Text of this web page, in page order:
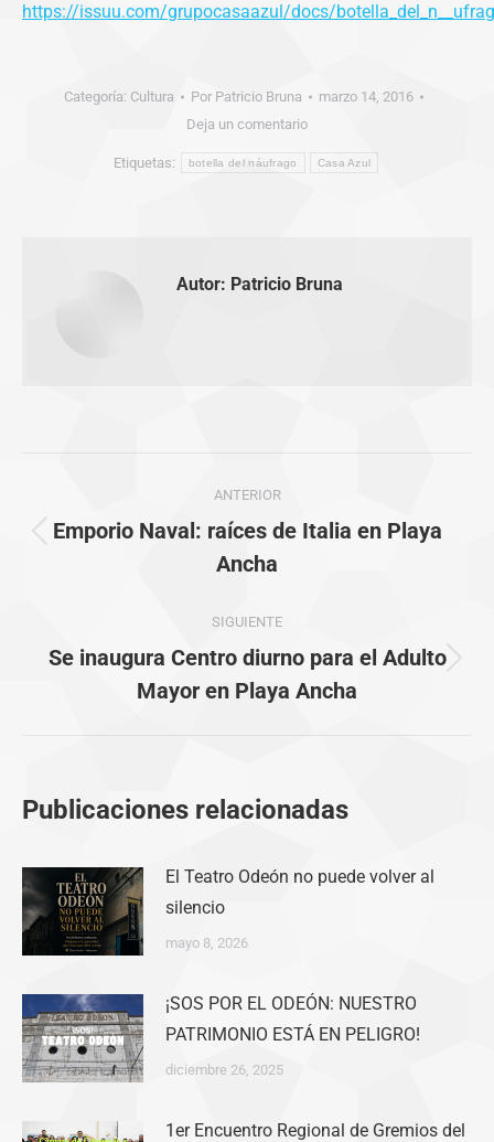
https://issuu.com/grupocasaazul/docs/
Categoría: Cultura Por Patricio Bruna
marzo 14, 2016
Deja un comentario
Etiquetas: botella del náufrago Casa Azul
Autor: Patricio Bruna
entre
publicaciones
ANTERIOR
Publicación
anterior:
Emporio Naval: raíces de Italia en Playa
Ancha
SIGUIENTE
Publicación
siguiente:
Se inaugura Centro diurno para el Adulto
Mayor en Playa Ancha
Publicaciones relacionadas
El Teatro Odeón no puede volver al
silencio
mayo 8, 2026
¡SOS POR EL ODEÓN: NUESTRO
PATRIMONIO ESTÁ EN PELIGRO!
diciembre 26, 2025
1er Encuentro Regional de Gremios del